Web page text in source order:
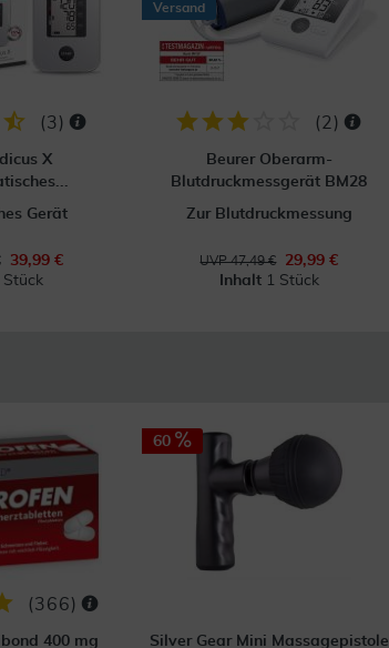
(3)
X
Gerät
39,99 €
Stück
Versand
(2 )
Beurer Oberarm-
Blutdruckmessgerät BM28
Zur Blutdruckmessung
UVP 47,49 €
29,99 €
Inhalt 1 Stück
(366)
400 mg
60
Silver Gear Mini Massagepistole